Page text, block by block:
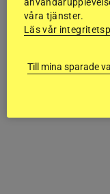
våra tjänster.
Läs vår
Till mina sparade